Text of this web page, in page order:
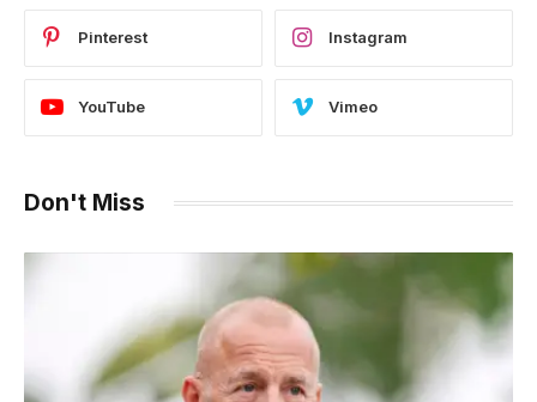
Pinterest Instagram
YouTube Vimeo
Don't Miss